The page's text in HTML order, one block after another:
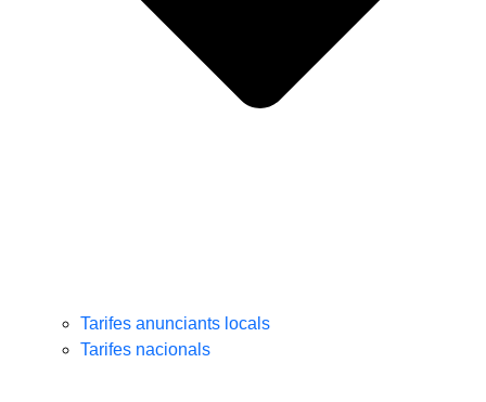
Tarifes anunciants locals
Tarifes nacionals